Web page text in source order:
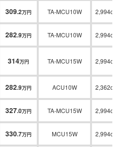
309.2万円 TA-MCU10W 2,994cc
282.9万円 TA-MCU10W 2,994cc
314万円 TA-MCU15W 2,994cc
282.9万円 ACU10W 2,362cc
327.0万円 TA-MCU15W 2,994cc
330.7万円 MCU15W 2,994cc